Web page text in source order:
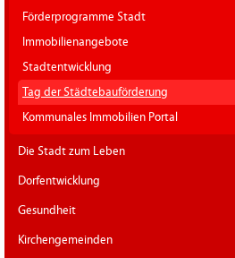
Förderprogramme Stadt
Immobilienangebote
Stadtentwicklung
Tag der Städtebauförderung
Kommunales Immobilien Portal
Die Stadt zum Leben
Dorfentwicklung
Gesundheit
Kirchengemeinden